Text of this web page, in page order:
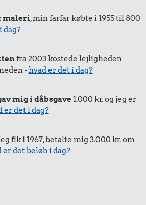
i 2005 i 2025
maleri, min farfar købte i 1955 til 800
dag?
fra 2003 kostede lejligheden
-hvad er det i dag?
mig i dåbsgave1.000 kr. og jeg er
er det i dag?
fik i 1967, betalte mig 3.000 kr. om
er det beløb i dag?